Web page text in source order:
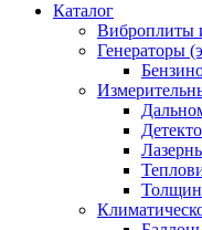
Каталог
Виброплиты
Генераторы